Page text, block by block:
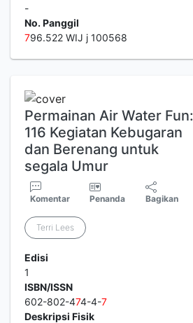
-
No. Panggil
796.522 WIJ j 100568
Permainan Air Water Fun:
116 Kegiatan Kebugaran
dan Berenang untuk
segala Umur
Komentar Penanda Bagikan
Terri Lees
Edisi
1
ISBN/ISSN
602-802-474-4-7
Deskripsi Fisik